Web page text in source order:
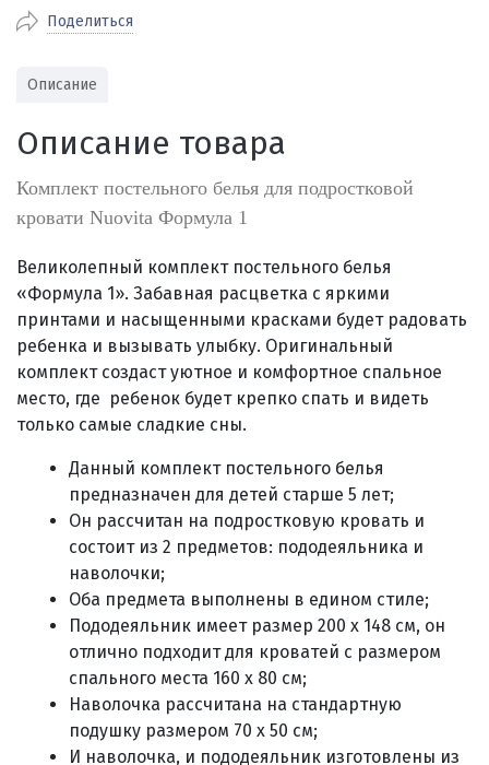
доставка
стоимость доставки
службами Пэк, Кит, Луч, Сдэк, Озон
доставка, Почта РФ или любой другой
транспортной компанией на Ваш выбор
Наличными при получении (для
городов)
Онлайн через СБП
Оплата по счету для юридических лиц
Поделиться
Описание
Описание товара
Комплект постельного белья для подростковой
кровати Nuovita Формула 1
Великолепный комплект постельного белья
«Формула 1». Забавная расцветка с яркими
принтами и насыщенными красками будет радовать
ребенка и вызывать улыбку. Оригинальный
комплект создаст уютное и комфортное спальное
место, где ребенок будет крепко спать и видеть
только самые сладкие сны.
Данный комплект постельного белья
предназначен для детей старше 5 лет;
Он рассчитан на подростковую кровать и
состоит из 2 предметов: пододеяльника и
наволочки;
Оба предмета выполнены в едином стиле;
Пододеяльник имеет размер 200 х 148 см, он
отлично подходит для кроватей с размером
спального места 160 х 80 см;
Наволочка рассчитана на стандартную
подушку размером 70 х 50 см;
И наволочка, и пододеяльник изготовлены из